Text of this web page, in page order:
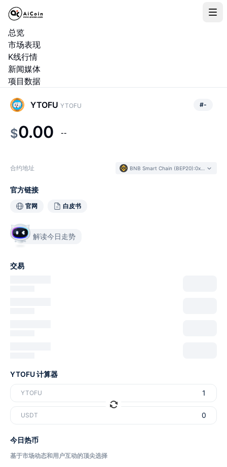
总览
市场表现
K线行情
新闻媒体
项目数据
YTOFU YTOFU #-
$0.00 --
合约地址 BNB Smart Chain (BEP20):0xb4c2...7d58a0
官方链接
官网 白皮书
解读今日走势
交易
YTOFU 计算器
YTOFU
USDT
今日热币
基于市场动态和用户互动的顶尖选择